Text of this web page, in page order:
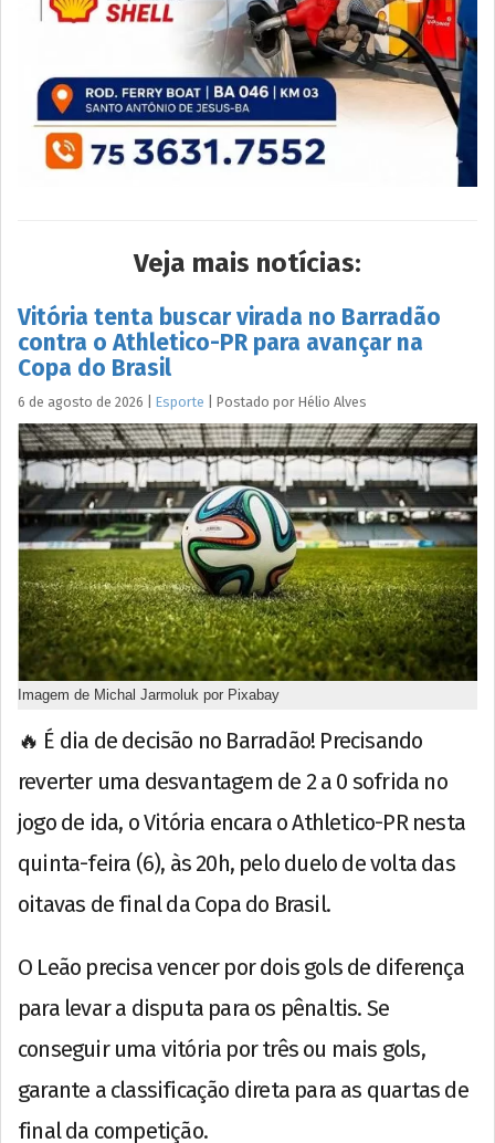
Veja mais notícias:
Vitória tenta buscar virada no Barradão
contra o Athletico-PR para avançar na
Copa do Brasil
6 de agosto de 2026 Esporte Postado por Hélio Alves
Imagem de Michal Jarmoluk por Pixabay
🔥 É dia de decisão no Barradão! Precisando
reverter uma desvantagem de 2 a 0 sofrida no
jogo de ida, o Vitória encara o Athletico-PR nesta
quinta-feira (6), às 20h, pelo duelo de volta das
oitavas de final da Copa do Brasil.
O Leão precisa vencer por dois gols de diferença
para levar a disputa para os pênaltis. Se
conseguir uma vitória por três ou mais gols,
garante a classificação direta para as quartas de
final da competição.